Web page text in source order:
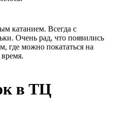
катанием. Всегда с
Очень рад, что появились
где можно покататься на
в ТЦ